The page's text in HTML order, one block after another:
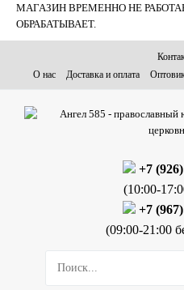
МАГАЗИН ВРЕМЕННО НЕ
ОБРАБАТЫВАЕТ.
О нас
Доставка и оплата
+7 (926)
(10:00-
+7 (967)
(09:00-21:00